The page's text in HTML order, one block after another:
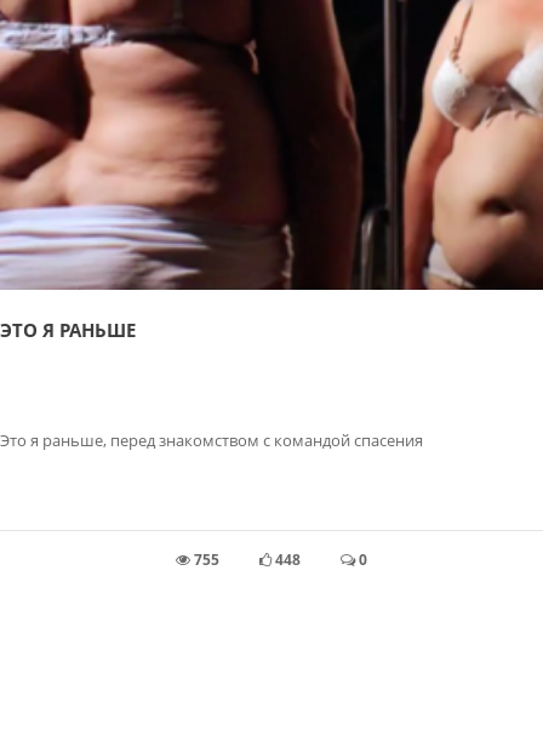
ЭТО Я РАНЬШЕ
Это я раньше, перед знакомством с командой спасения
755 448 0